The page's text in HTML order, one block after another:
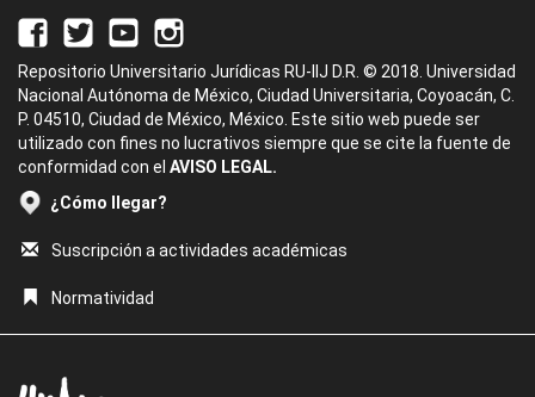
Repositorio Universitario Jurídicas RU-IIJ D.R. © 2018. Universidad
Nacional Autónoma de México, Ciudad Universitaria, Coyoacán, C.
P. 04510, Ciudad de México, México. Este sitio web puede ser
utilizado con fines no lucrativos siempre que se cite la fuente de
conformidad con el AVISO LEGAL.
¿Cómo llegar?
Suscripción a actividades académicas
Normatividad